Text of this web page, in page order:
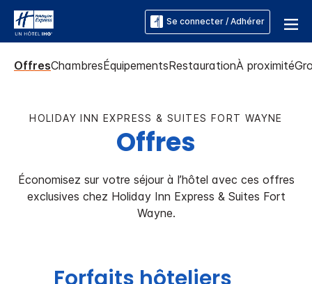
Se connecter / Adhérer
OffresChambresÉquipementsRestaurationÀ proximité
HOLIDAY INN EXPRESS & SUITES FORT WAYNE
Offres
Économisez sur votre séjour à l’hôtel avec ces offres
exclusives chez Holiday Inn Express & Suites Fort
Wayne.